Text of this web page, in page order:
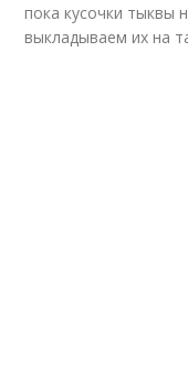
пока кусочки тыквы
выкладываем их на